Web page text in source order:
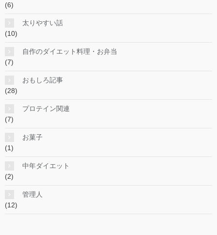
(6)
太りやすい話
(10)
自作のダイエット料理・お弁当
(7)
おもしろ記事
(28)
プロテイン関連
(7)
お菓子
(1)
中年ダイエット
(2)
管理人
(12)